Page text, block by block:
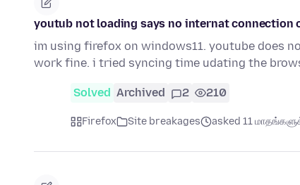
youtub not loading says no internat connection
im using firefox on windows11. youtube does
work fine. i tried syncing time udating the
Solved Archived 2 210
Firefox Site breakages asked 11